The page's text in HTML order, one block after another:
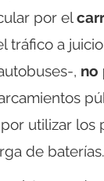
por el
tráfico a
, no
utilizar los
de baterías.